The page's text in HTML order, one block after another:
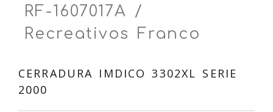
RF-1607017A /
Recreativos Franco
CERRADURA IMDICO 3302XL SERIE
2000